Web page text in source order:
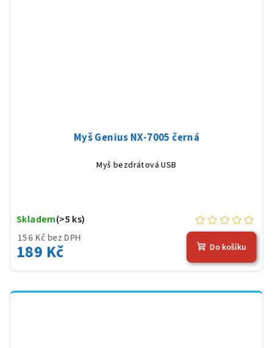
Myš Genius NX-7005 černá
Myš bezdrátová USB
156 Kč bez DPH
189 Kč
Skladem(>5 ks)
Do košíku